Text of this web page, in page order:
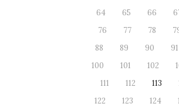
64
65 66
76
77 78
88
89 90 91
100
101 102
111
112 113
122
123 124